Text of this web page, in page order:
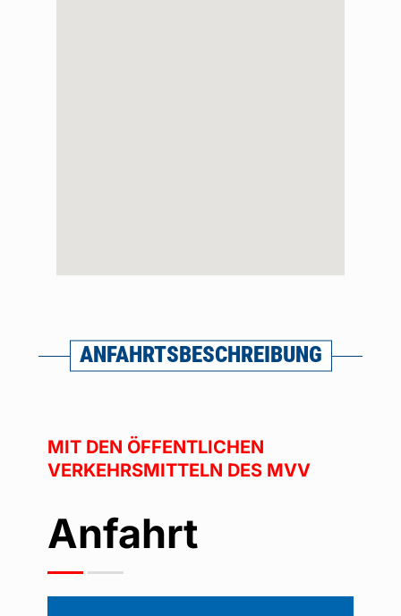
ANFAHRTSBESCHREIBUNG
MIT DEN ÖFFENTLICHEN
VERKEHRSMITTELN DES MVV
Anfahrt